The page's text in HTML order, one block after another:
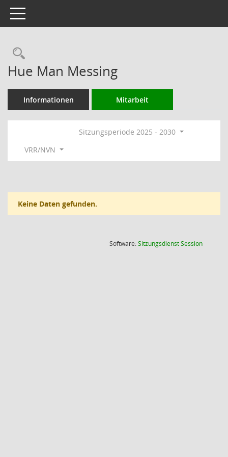
Toggle navigation
Rechercheauswahl
Hue Man Messing
Informationen Mitarbeit
Sitzungsperiode 2025 - 2030
VRR/NVN
Keine Daten gefunden.
Software:SitzungsdienstSession(Wird in